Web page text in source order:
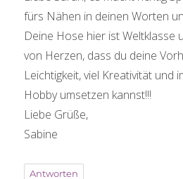
fürs Nähen in deinen Worten
Deine Hose hier ist Weltklasse
von Herzen, dass du deine
Leichtigkeit, viel Kreativität und
Hobby umsetzen kannst!!!
Liebe Grüße,
Sabine
Antworten